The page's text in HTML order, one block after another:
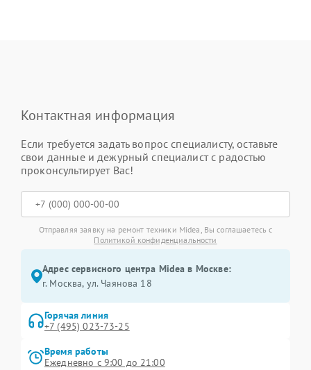
Контактная информация
Если требуется задать вопрос специалисту, оставьте
свои данные и дежурный специалист с радостью
проконсультирует Вас!
Отправляя заявку на ремонт техники Midea, Вы соглашаетесь с
Политикой конфиденциальности
Адрес сервисного центра Midea в Москве:
г. Москва, ул. Чаянова 18
Горячая линия
+7 (495) 023-73-25
Время работы
Ежедневно с 9:00 до 21:00